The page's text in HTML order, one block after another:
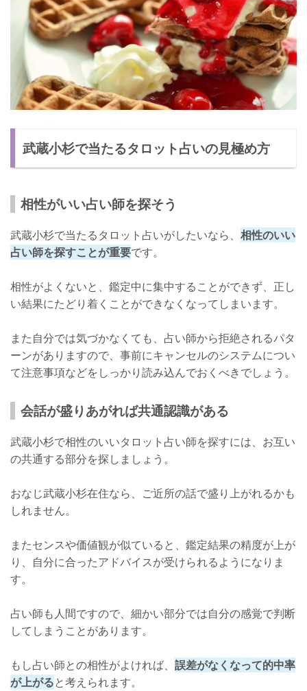
武蔵小杉で当たるタロット占いの見極め方
相性がいい占い師を探そう
武蔵小杉で当たるタロット占いがしたいなら、 相性のいい
占い師を探すことが重要です。
相性がよくないと、鑑定中に集中することができず、正し
い結果にたどり着くことができなくなってしまいます。
また自分では気づかなくても、占い師から拒絶されるパタ
ーンがありますので、事前にキャンセルのシステムについ
て注意事項などをしっかり読み込んでおくべきでしょう。
会話が盛りあがれば共通認識がある
武蔵小杉で相性のいいタロット占い師を探すには、お互い
の共通する部分を探しましょう。
おなじ武蔵小杉在住なら、ご近所の話で盛り上がれるかも
しれません。
またセンスや価値観が似ていると、鑑定結果の精度が上が
り、自分に合ったアドバイスが受けられるようになりま
す。
占い師も人間ですので、細かい部分では自分の感覚で判断
してしまうことがあります。
もし占い師との相性がよければ、 誤差がなくなって的中率
が上がると考えられます。